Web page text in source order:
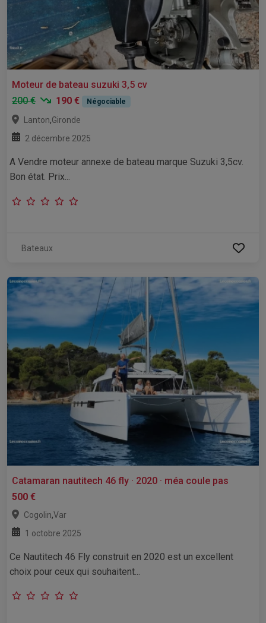
Moteur de bateau suzuki 3,5 cv
200 €
190 € Négociable
Lanton,Gironde
2 décembre 2025
A Vendre moteur annexe de bateau marque Suzuki 3,5cv.
Bon état. Prix...
Bateaux
Catamaran nautitech 46 fly · 2020 · méa coule pas
500 €
Cogolin,Var
1 octobre 2025
Ce Nautitech 46 Fly construit en 2020 est un excellent
choix pour ceux qui souhaitent...